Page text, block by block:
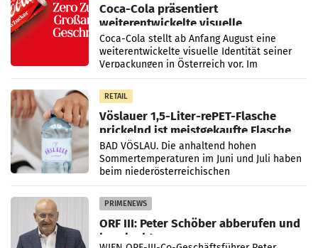
Coca-Cola präsentiert
weiterentwickelte visuelle
Markenidentität
Coca-Cola stellt ab Anfang August eine
weiterentwickelte visuelle Identität seiner
Verpackungen in Österreich vor. Im
Mittelpunkt des Redesigns stehen zentrale
Gestaltungselemente
RETAIL
Vöslauer 1,5-Liter-rePET-Flasche
prickelnd ist meistgekaufte Flasche
Österreichs
BAD VÖSLAU. Die anhaltend hohen
Sommertemperaturen im Juni und Juli haben
beim niederösterreichischen
Getränkehersteller Vöslauer zu deutlichen
Absatzzuwächsen geführt. Während
PRIMENEWS
ORF III: Peter Schöber abberufen und
beurlaubt